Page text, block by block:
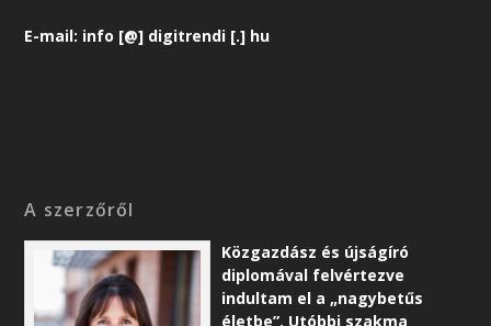
E-mail: info [@] digitrendi [.] hu
A szerzőről
Közgazdász és újságíró
diplomával felvértezve
indultam el a „nagybetűs
életbe”. Utóbbi szakma